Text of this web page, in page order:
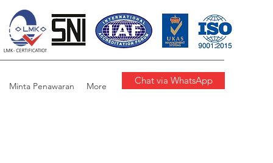
Minta Penawaran More Chat via WhatsApp